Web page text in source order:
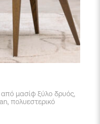
μασίφ ξύλο δρυός,
πολυεστερικό